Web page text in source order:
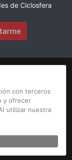
de Ciclosfera
con terceros
y ofrecer
utilizar nuestra